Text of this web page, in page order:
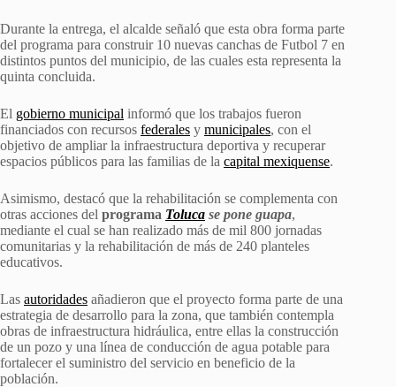
Durante la entrega, el alcalde señaló que esta obra forma parte
del programa para construir 10 nuevas canchas de Futbol 7 en
distintos puntos del municipio, de las cuales esta representa la
quinta concluida.
El gobierno municipal informó que los trabajos fueron
financiados con recursos federales y municipales, con el
objetivo de ampliar la infraestructura deportiva y recuperar
espacios públicos para las familias de la capital mexiquense.
Asimismo, destacó que la rehabilitación se complementa con
otras acciones del programa Toluca se pone guapa,
mediante el cual se han realizado más de mil 800 jornadas
comunitarias y la rehabilitación de más de 240 planteles
educativos.
Las autoridades añadieron que el proyecto forma parte de una
estrategia de desarrollo para la zona, que también contempla
obras de infraestructura hidráulica, entre ellas la construcción
de un pozo y una línea de conducción de agua potable para
fortalecer el suministro del servicio en beneficio de la
población.